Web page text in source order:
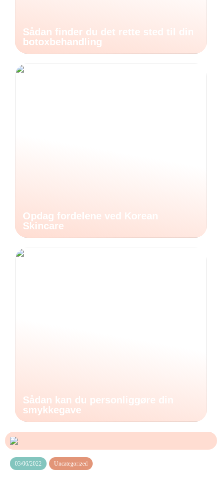
Sådan finder du det rette sted til din
botoxbehandling
Opdag fordelene ved Korean
Skincare
Sådan kan du personliggøre din
smykkegave
03/06/2022 Uncategorized